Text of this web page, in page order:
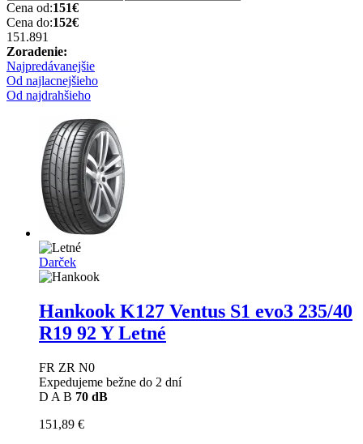
Cena od:151€
Cena do:152€
151.891
Zoradenie:
Najpredávanejšie
Od najlacnejšieho
Od najdrahšieho
Darček
Hankook K127 Ventus S1 evo3 235/40
R19 92 Y Letné
FR ZR N0
Expedujeme bežne do 2 dní
D A B 70 dB
151,89 €